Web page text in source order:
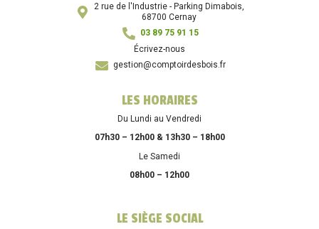
2 rue de l'Industrie - Parking Dimabois,
68700 Cernay
03 89 75 91 15
Écrivez-nous
gestion@comptoirdesbois.fr
LES HORAIRES
Du Lundi au Vendredi
07h30 – 12h00 & 13h30 – 18h00
Le Samedi
08h00 – 12h00
LE SIÈGE SOCIAL